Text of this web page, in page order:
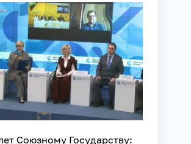
государство
Союзному Государству: